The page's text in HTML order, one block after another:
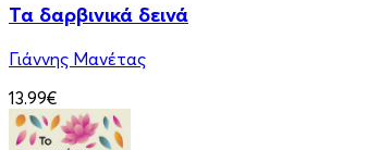
Τα δαρβινικά δεινά
Γιάννης Μανέτας
13.99€